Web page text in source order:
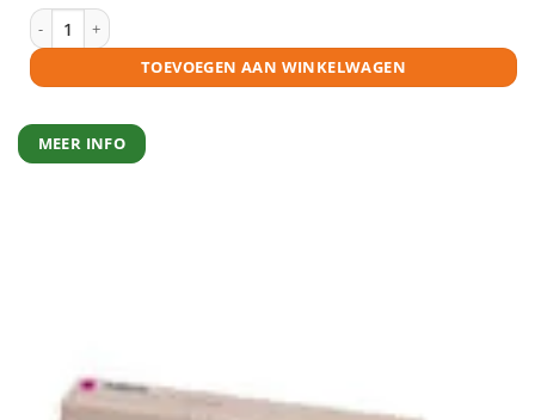
OKI 46490605 toner geel huismerk aantal
TOEVOEGEN AAN WINKELWAGEN
MEER INFO